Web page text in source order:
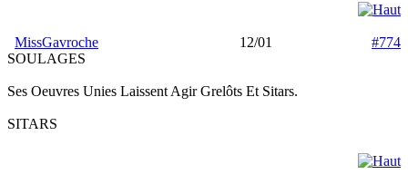
MissGavroche 12/01
#774
SOULAGES
Ses Oeuvres Unies Laissent Agir Grelôts Et Sitars.
SITARS